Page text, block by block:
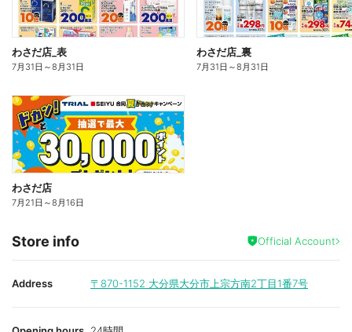
わさだ店_表
7月31日 ～8月31日
わさだ店_裏
7月31日 ～8月31日
わさだ店
7月21日 ～8月16日
Store info Official Account
Address 〒870-1152 大分県大分市上宗方南2丁目1番7号